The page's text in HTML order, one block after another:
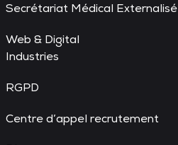
Secrétariat Médical Externalisé
Web & Digital
Industries
RGPD
Centre d’appel recrutement